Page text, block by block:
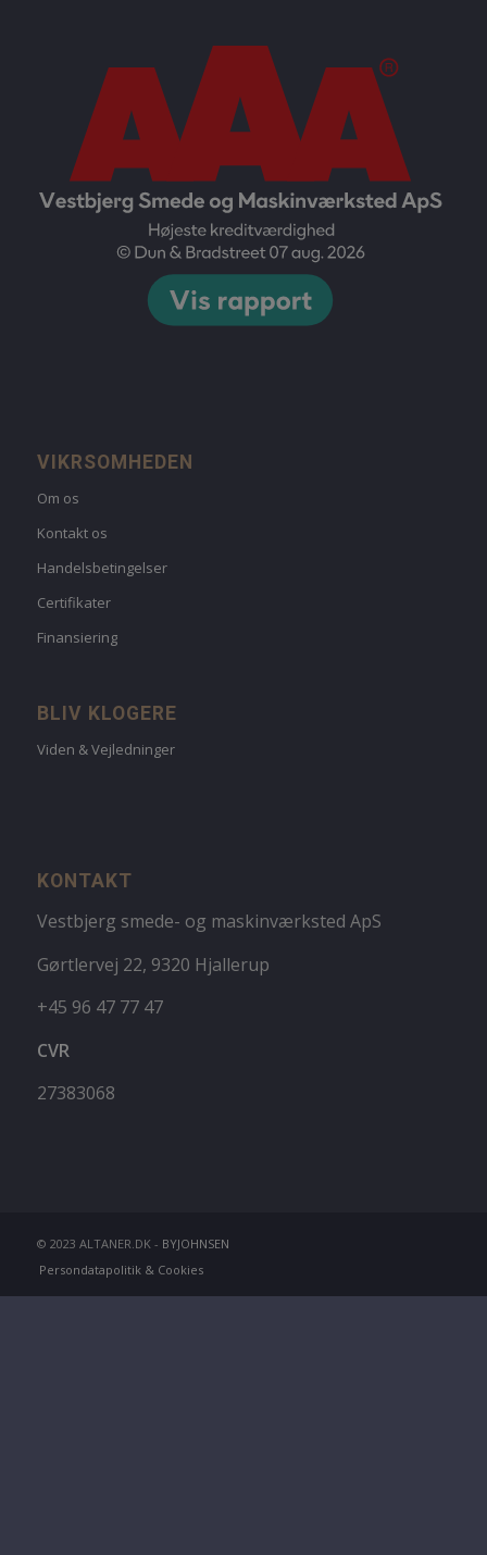
VIKRSOMHEDEN
Om os
Kontakt os
Handelsbetingelser
Certifikater
Finansiering
BLIV KLOGERE
Viden & Vejledninger
KONTAKT
Vestbjerg smede- og maskinværksted ApS
Gørtlervej 22, 9320 Hjallerup
+45 96 47 77 47
CVR
27383068
© 2023 ALTANER.DK - BYJOHNSEN
Persondatapolitik & Cookies